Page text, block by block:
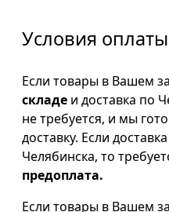
Условия оплаты
Если товары в Вашем
складе и доставка по
не требуется, и мы
доставку. Если
Челябинска, то
предоплата.
Если товары в Вашем